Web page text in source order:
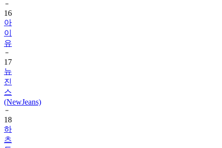
아
이
유
17
뉴
진
스
(NewJeans)
18
하
츠
투
하